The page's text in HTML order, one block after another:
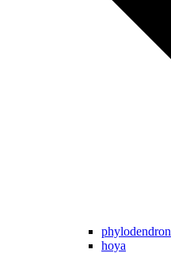
phylodendron
hoya